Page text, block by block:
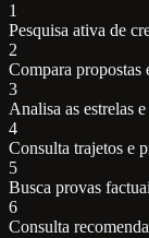
1
Pesquisa ativa de
2
Compara
3
Analisa as estrelas
4
Consulta trajetos e
5
Busca provas
6
Consulta